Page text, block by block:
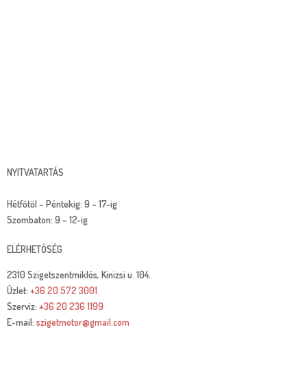
NYITVATARTÁS
Hétfőtől – Péntekig: 9 – 17-ig
Szombaton: 9 – 12-ig
ELÉRHETŐSÉG
2310 Szigetszentmiklós, Kinizsi u. 104.
Üzlet: +36 20 572 3001
Szerviz: +36 20 236 1199
E-mail: szigetmotor@gmail.com